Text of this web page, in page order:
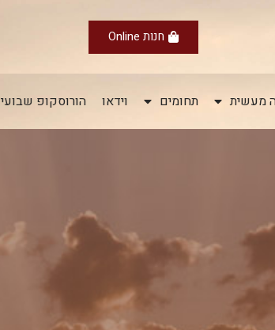
חנות Online
מעשית תחומים וידאו הורוסקופ שבועי